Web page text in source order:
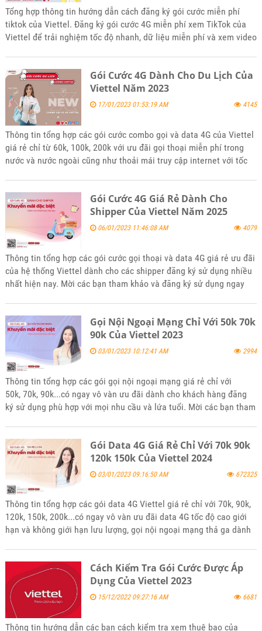
Tổng hợp thông tin hướng dẫn cách đăng ký gói cước miễn phí
tiktok của Viettel. Đăng ký gói cước 4G miễn phí xem TikTok của
Viettel để trải nghiệm tốc độ nhanh, dữ liệu miễn phí và xem video
Gói Cước 4G Dành Cho Du Lịch Của
Viettel Năm 2023
17/01/2023 01:53:19 AM 4145
Thông tin tổng hợp các gói cước combo gọi và data 4G của Viettel
giá rẻ chỉ từ 60k, 100k, 200k với ưu đãi gọi thoại miễn phí trong
nước và nước ngoài cũng như thoải mái truy cập internet với tốc
nhé.
Gói Cước 4G Giá Rẻ Dành Cho
Shipper Của Viettel Năm 2025
06/01/2023 11:46:08 AM 4079
Thông tin tổng hợp các gói cước gọi thoại và data 4G giá rẻ ưu đãi
của hệ thống Viettel dành cho các shipper đăng ký sử dụng nhiều
nhất hiện nay. Mời các bạn tham khảo và đăng ký sử dụng ngay
Gọi Nội Ngoại Mạng Chỉ Với 50k 70k
90k Của Viettel 2023
03/01/2023 10:12:41 AM 2994
Thông tin tổng hợp các gói gọi nội ngoại mạng giá rẻ chỉ với
50k, 70k, 90k...có ngay vô vàn ưu đãi dành cho khách hàng đăng
ký sử dụng phù hợp với mọi nhu cầu và lứa tuổi. Mời các bạn tham
Gói Data 4G Giá Rẻ Chỉ Với 70k 90k
120k 150k Của Viettel 2024
03/01/2023 09:16:50 AM 672325
Thông tin tổng hợp các gói data 4G Viettel giá rẻ chỉ với 70k, 90k,
120k, 150k, 200k...có ngay vô vàn ưu đãi data 4G tốc độ cao giới
hạn và không giới hạn lưu lượng, gọi nội ngoại mạng thả ga dành
Cách Kiểm Tra Gói Cước Được Áp
Dụng Của Viettel 2023
15/12/2022 09:27:16 AM 6681
Thông tin hướng dẫn các bạn cách kiểm tra xem thuê bao của